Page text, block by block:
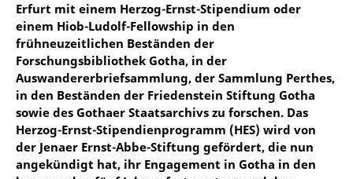
Erfurt mit einem Herzog-Ernst-Stipendium oder
einem Hiob-Ludolf-Fellowship in den
frühneuzeitlichen Beständen der
Forschungsbibliothek Gotha, in der
Auswandererbriefsammlung, der Sammlung Perthes,
in den Beständen der Friedenstein Stiftung Gotha
sowie des Gothaer Staatsarchivs zu forschen. Das
Herzog-Ernst-Stipendienprogramm (HES) wird von
der Jenaer Ernst-Abbe-Stiftung gefördert, die nun
angekündigt hat, ihr Engagement in Gotha in den